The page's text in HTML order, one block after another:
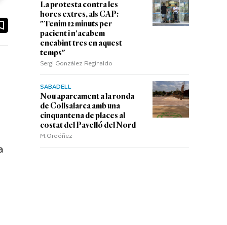
La protesta contra les
hores extres, als CAP:
"Tenim 12 minuts per
pacient i n'acabem
encabint tres en aquest
temps"
Sergi Gonzàlez Reginaldo
SABADELL
Nou aparcament a la ronda
de Collsalarca amb una
cinquantena de places al
costat del Pavelló del Nord
M.Ordóñez